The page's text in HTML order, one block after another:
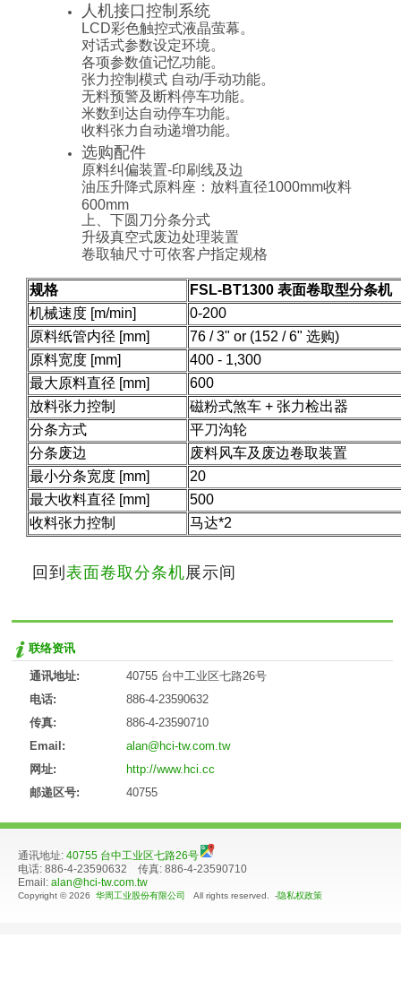
人机接口控制系统
LCD彩色触控式液晶萤幕。
对话式参数设定环境。
各项参数值记忆功能。
张力控制模式 自动/手动功能。
无料预警及断料停车功能。
米数到达自动停车功能。
收料张力自动递增功能。
选购配件
原料纠偏装置-印刷线及边
油压升降式原料座：放料直径1000mm收料
600mm
上、下圆刀分条分式
升级真空式废边处理装置
卷取轴尺寸可依客户指定规格
规格
FSL-BT1300 表面卷取型分条机
机械速度 [m/min]
0-200
原料纸管内径 [mm]
76 / 3" or (152 / 6" 选购)
原料宽度 [mm]
400 - 1,300
最大原料直径 [mm]
600
放料张力控制
磁粉式煞车 + 张力检出器
分条方式
平刀沟轮
分条废边
废料风车及废边卷取装置
最小分条宽度 [mm]
20
最大收料直径 [mm]
500
收料张力控制
马达*2
回到表面卷取分条机展示间
联络资讯
通讯地址:
40755 台中工业区七路26号
电话:
886-4-23590632
传真:
886-4-23590710
Email:
alan@hci-tw.com.tw
网址:
http://www.hci.cc
邮递区号:
40755
通讯地址: 40755 台中工业区七路26号
电话: 886-4-23590632 传真: 886-4-23590710
Email: alan@hci-tw.com.tw
Copyright © 2026 华周工业股份有限公司 All rights reserved. -隐私权政策